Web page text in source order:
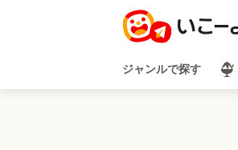
ジャンルで探す